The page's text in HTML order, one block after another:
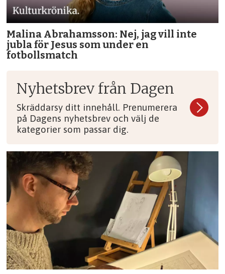
Malina Abrahamsson: Nej, jag vill inte
jubla för Jesus som under en
fotbollsmatch
Nyhetsbrev från Dagen
Skräddarsy ditt innehåll. Prenumerera
på Dagens nyhetsbrev och välj de
kategorier som passar dig.